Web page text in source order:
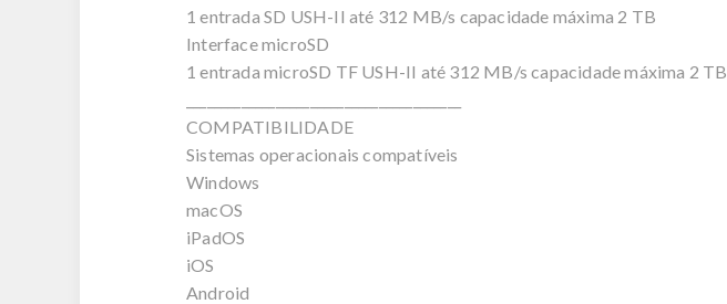
1 entrada SD USH-II até 312 MB/s capacidade máxima 2 TB
Interface microSD
1 entrada microSD TF USH-II até 312 MB/s capacidade máxima 2 TB
COMPATIBILIDADE
Sistemas operacionais compatíveis
Windows
macOS
iPadOS
iOS
Android